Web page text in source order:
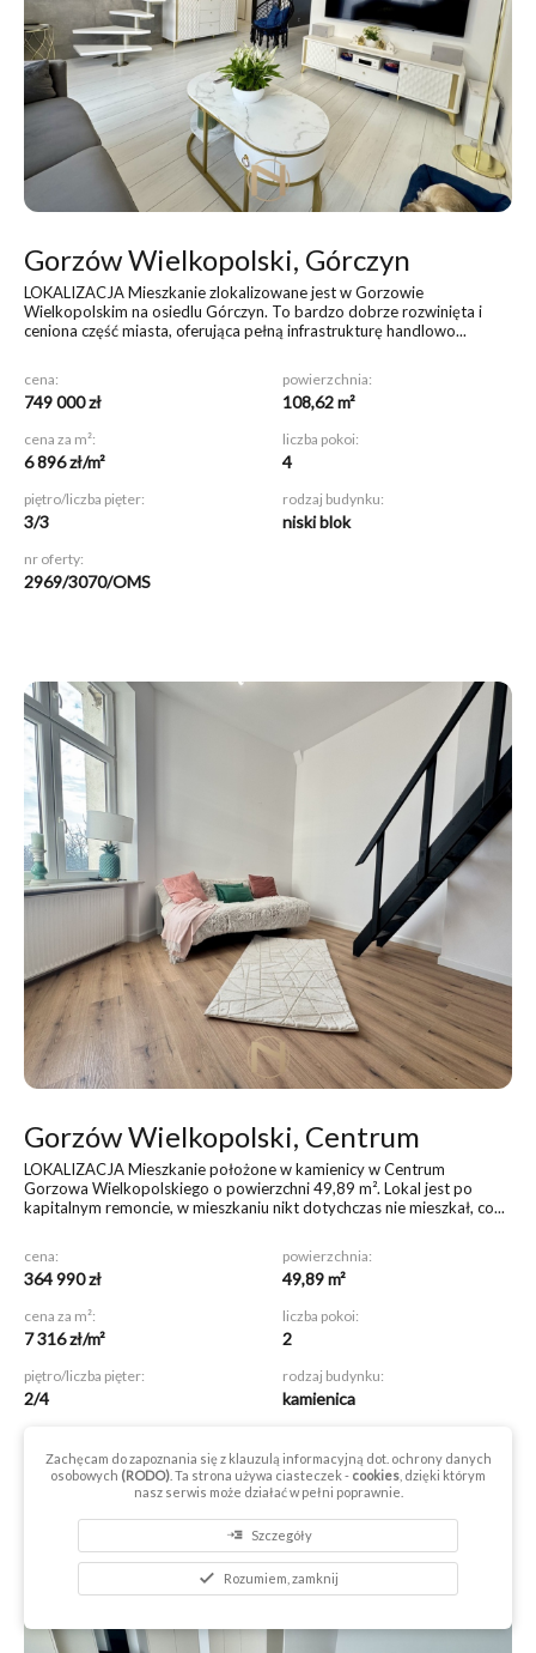
Gorzów Wielkopolski, Górczyn
LOKALIZACJA Mieszkanie zlokalizowane jest w Gorzowie
Wielkopolskim na osiedlu Górczyn. To bardzo dobrze rozwinięta i
ceniona część miasta, oferująca pełną infrastrukturę handlowo...
cena:
749 000 zł
powierzchnia:
108,62 m²
cena za m²:
6 896 zł/m²
liczba pokoi:
4
piętro/liczba pięter:
3/3
rodzaj budynku:
niski blok
nr oferty:
2969/3070/OMS
Gorzów Wielkopolski, Centrum
LOKALIZACJA Mieszkanie położone w kamienicy w Centrum
Gorzowa Wielkopolskiego o powierzchni 49,89 m². Lokal jest po
kapitalnym remoncie, w mieszkaniu nikt dotychczas nie mieszkał, co...
cena:
364 990 zł
powierzchnia:
49,89 m²
cena za m²:
7 316 zł/m²
liczba pokoi:
2
piętro/liczba pięter:
2/4
rodzaj budynku:
kamienica
2967/3070/OMS
Zachęcam do zapoznania się z klauzulą informacyjną dot. ochrony danych
osobowych (RODO) . Ta strona używa ciasteczek - cookies , dzięki którym
nasz serwis może działać w pełni poprawnie.
read_more Szczegóły
check Rozumiem, zamknij